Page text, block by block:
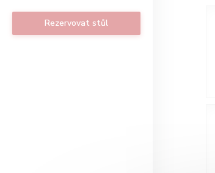
Rezervovat stůl